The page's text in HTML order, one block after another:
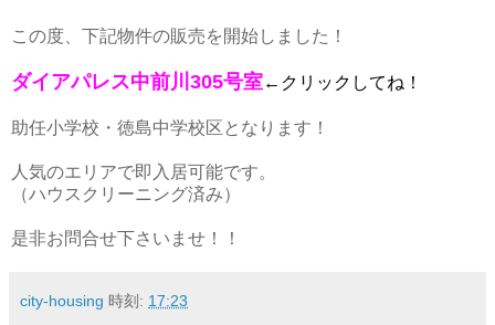
この度、下記物件の販売を開始しました！
ダイアパレス中前川305号室←クリックしてね！
助任小学校・徳島中学校区となります！
人気のエリアで即入居可能です。
（ハウスクリーニング済み）
是非お問合せ下さいませ！！
city-housing 時刻: 17:23